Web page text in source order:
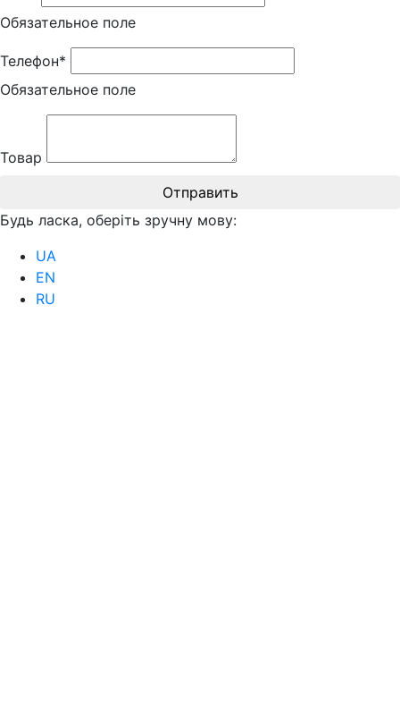
Обязательное поле
Телефон*
Обязательное поле
Товар
Отправить
Будь ласка, оберіть зручну мову:
UA
EN
RU